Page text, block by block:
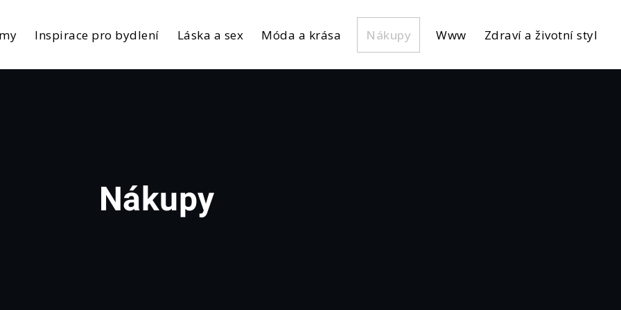
Inspirace pro bydlení Láska a sex Móda a krása Nákupy Www Zdraví a životní styl
Nákupy